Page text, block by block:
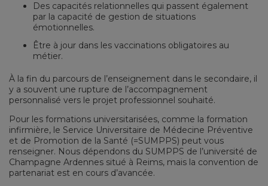
Des capacités relationnelles qui passent également
par la capacité de gestion de situations
émotionnelles.
Être à jour dans les vaccinations obligatoires au
métier.
À la fin du parcours de l’enseignement dans le secondaire, il
y a souvent une rupture de l’accompagnement
personnalisé vers le projet professionnel souhaité.
Pour les formations universitarisées, comme la formation
infirmière, le Service Universitaire de Médecine Préventive
et de Promotion de la Santé (=SUMPPS) peut vous
renseigner. Nous dépendons du SUMPPS de l’université de
Champagne Ardennes situé à Reims, mais la convention de
partenariat est en cours d’avancée.